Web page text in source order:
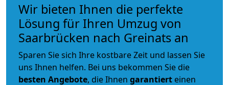
Wir bieten Ihnen die perfekte
Lösung für Ihren Umzug von
Saarbrücken nach Greinats an
Sparen Sie sich Ihre kostbare Zeit und lassen Sie
uns Ihnen helfen. Bei uns bekommen Sie die
besten Angebote, die Ihnen garantiert einen